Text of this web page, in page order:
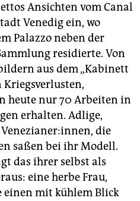
Ansichten vom Canal
Venedig ein, wo
Palazzo neben der
residierte. Von
aus dem „Kabinett
Kriegsverlusten,
heute nur 70 Arbeiten in
erhalten. Adlige,
die
saßen bei ihr Modell.
das ihrer selbst als
eine herbe Frau,
einen mit kühlem Blick